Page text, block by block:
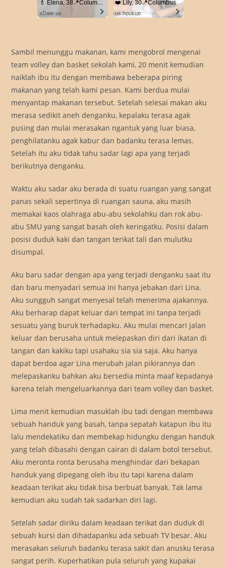
💄 Elena, 38📍Columbus
xDate.us
❤️ Lily, 30📍Columbus
us.hookup
Sambil menunggu makanan, kami mengobrol mengenai
team volley dan basket sekolah kami, 20 menit kemudian
naiklah ibu itu dengan membawa beberapa piring
makanan yang telah kami pesan. Kami berdua mulai
menyantap makanan tersebut. Setelah selesai makan aku
merasa sedikit aneh denganku, kepalaku terasa agak
pusing dan mulai merasakan ngantuk yang luar biasa,
penghilatanku agak kabur dan badanku terasa lemas.
Setelah itu aku tidak tahu sadar lagi apa yang terjadi
berikutnya denganku.
Waktu aku sadar aku berada di suatu ruangan yang sangat
panas sekali sepertinya di ruangan sauna, aku masih
memakai kaos olahraga abu-abu sekolahku dan rok abu-
abu SMU yang sangat basah oleh keringatku. Posisi dalam
posisi duduk kaki dan tangan terikat tali dan mulutku
disumpal.
Aku baru sadar dengan apa yang terjadi denganku saat itu
dan baru menyadari semua ini hanya jebakan dari Lina.
Aku sungguh sangat menyesal telah menerima ajakannya.
Aku berharap dapat keluar dari tempat ini tanpa terjadi
sesuatu yang buruk terhadapku. Aku mulai mencari jalan
keluar dan berusaha untuk melepaskan diri dari ikatan di
tangan dan kakiku tapi usahaku sia sia saja. Aku hanya
dapat berdoa agar Lina merubah jalan pikirannya dan
melepaskanku bahkan aku bersedia minta maaf kepadanya
karena telah mengeluarkannya dari team volley dan basket.
Lima menit kemudian masuklah ibu tadi dengan membawa
sebuah handuk yang basah, tanpa sepatah katapun ibu itu
lalu mendekatiku dan membekap hidungku dengan handuk
yang telah dibasahi dengan cairan di dalam botol tersebut.
Aku meronta ronta berusaha menghindar dari bekapan
handuk yang dipegang oleh ibu itu tapi karena dalam
keadaan terikat aku tidak bisa berbuat banyak. Tak lama
kemudian aku sudah tak sadarkan diri lagi.
Setelah sadar diriku dalam keadaan terikat dan duduk di
sebuah kursi dan dihadapanku ada sebuah TV besar. Aku
merasakan seluruh badanku terasa sakit dan anusku terasa
sangat perih. Kuperhatikan pula seluruh yang kupakai